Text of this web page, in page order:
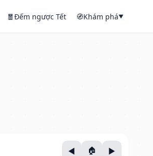
🧧Đếm ngược Tết 🧭Khám phá▼